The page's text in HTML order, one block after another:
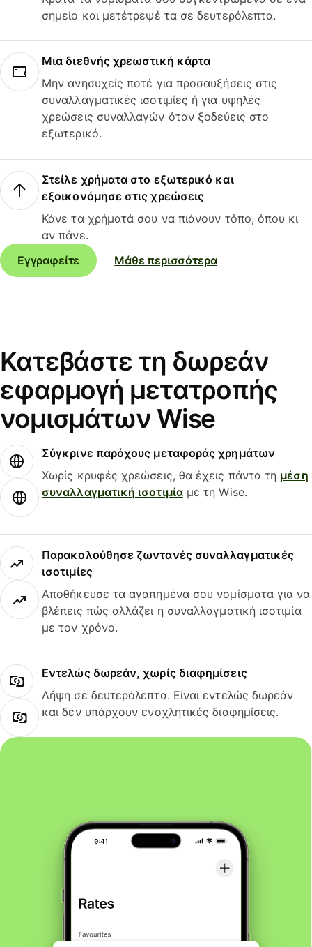
σημείο και μετέτρεψέ τα σε δευτερόλεπτα.
Μια διεθνής χρεωστική κάρτα
Μην ανησυχείς ποτέ για προσαυξήσεις στις
συναλλαγματικές ισοτιμίες ή για υψηλές
χρεώσεις συναλλαγών όταν ξοδεύεις στο
εξωτερικό.
Στείλε χρήματα στο εξωτερικό και
εξοικονόμησε στις χρεώσεις
Κάνε τα χρήματά σου να πιάνουν τόπο, όπου κι
αν πάνε.
Εγγραφείτε
Μάθε περισσότερα
Κατεβάστε τη δωρεάν
εφαρμογή μετατροπής
νομισμάτων Wise
Σύγκρινε παρόχους μεταφοράς χρημάτων
Χωρίς κρυφές χρεώσεις, θα έχεις πάντα τη μέση
συναλλαγματική ισοτιμίαμε τη Wise.
Παρακολούθησε ζωντανές συναλλαγματικές
ισοτιμίες
Αποθήκευσε τα αγαπημένα σου νομίσματα για να
βλέπεις πώς αλλάζει η συναλλαγματική ισοτιμία
με τον χρόνο.
Εντελώς δωρεάν, χωρίς διαφημίσεις
Λήψη σε δευτερόλεπτα. Είναι εντελώς δωρεάν
και δεν υπάρχουν ενοχλητικές διαφημίσεις.